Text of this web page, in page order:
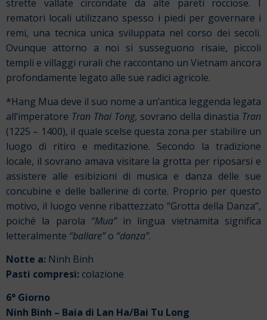
strette vallate circondate da alte pareti rocciose. I
rematori locali utilizzano spesso i piedi per governare i
remi, una tecnica unica sviluppata nel corso dei secoli.
Ovunque attorno a noi si susseguono risaie, piccoli
templi e villaggi rurali che raccontano un Vietnam ancora
profondamente legato alle sue radici agricole.
*Hang Mua deve il suo nome a un’antica leggenda legata
all’imperatore Tran Thai Tong, sovrano della dinastia Tran
(1225 – 1400), il quale scelse questa zona per stabilire un
luogo di ritiro e meditazione. Secondo la tradizione
locale, il sovrano amava visitare la grotta per riposarsi e
assistere alle esibizioni di musica e danza delle sue
concubine e delle ballerine di corte. Proprio per questo
motivo, il luogo venne ribattezzato “Grotta della Danza”,
poiché la parola “Mua”in lingua vietnamita significa
letteralmente “ballare”o “danza”.
Notte a: Ninh Binh
Pasti compresi: colazione
6° Giorno
Ninh Binh – Baia di Lan Ha/Bai Tu Long